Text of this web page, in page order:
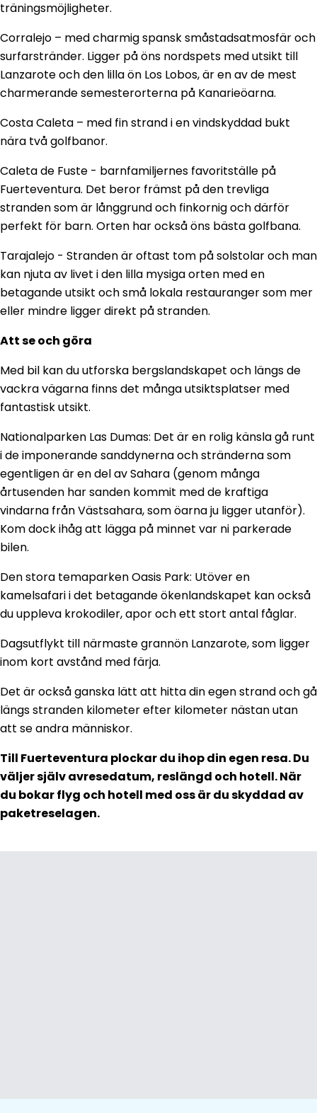
träningsmöjligheter.
Corralejo – med charmig spansk småstadsatmosfär och
surfarstränder. Ligger på öns nordspets med utsikt till
Lanzarote och den lilla ön Los Lobos, är en av de mest
charmerande semesterorterna på Kanarieöarna.
Costa Caleta – med fin strand i en vindskyddad bukt
nära två golfbanor.
Caleta de Fuste - barnfamiljernes favoritställe på
Fuerteventura. Det beror främst på den trevliga
stranden som är långgrund och finkornig och därför
perfekt för barn. Orten har också öns bästa golfbana.
Tarajalejo - Stranden är oftast tom på solstolar och man
kan njuta av livet i den lilla mysiga orten med en
betagande utsikt och små lokala restauranger som mer
eller mindre ligger direkt på stranden.
Att se och göra
Med bil kan du utforska bergslandskapet och längs de
vackra vägarna finns det många utsiktsplatser med
fantastisk utsikt.
Nationalparken Las Dumas: Det är en rolig känsla gå runt
i de imponerande sanddynerna och stränderna som
egentligen är en del av Sahara (genom många
årtusenden har sanden kommit med de kraftiga
vindarna från Västsahara, som öarna ju ligger utanför).
Kom dock ihåg att lägga på minnet var ni parkerade
bilen.
Den stora temaparken Oasis Park: Utöver en
kamelsafari i det betagande ökenlandskapet kan också
du uppleva krokodiler, apor och ett stort antal fåglar.
Dagsutflykt till närmaste grannön Lanzarote, som ligger
inom kort avstånd med färja.
Det är också ganska lätt att hitta din egen strand och gå
längs stranden kilometer efter kilometer nästan utan
att se andra människor.
Till Fuerteventura plockar du ihop din egen resa. Du
väljer själv avresedatum, reslängd och hotell. När
du bokar flyg och hotell med oss är du skyddad av
paketreselagen.